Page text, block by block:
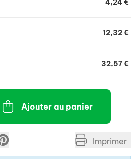
4,24 €
12,32 €
32,57 €
Ajouter au panier
Imprimer